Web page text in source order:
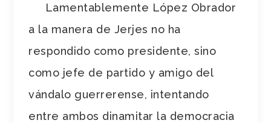
Lamentablemente López Obrador
a la manera de Jerjes no ha
respondido como presidente, sino
como jefe de partido y amigo del
vándalo guerrerense, intentando
entre ambos dinamitar la democracia